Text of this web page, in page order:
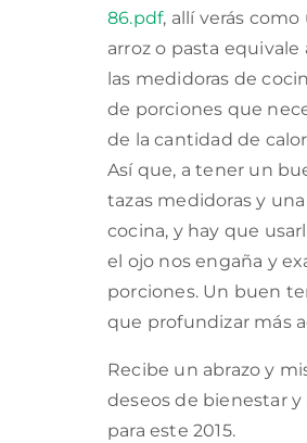
86.pdf, allí verás
arroz o pasta equivale
las medidoras de
de porciones que
de la cantidad de
Así que, a tener un
tazas medidoras y
cocina, y hay que
el ojo nos engaña y
porciones. Un buen
que profundizar más
Recibe un abrazo y
deseos de bienestar y
para este 2015.